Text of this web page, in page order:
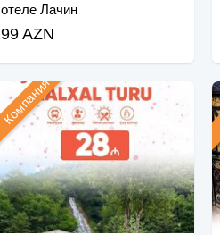
отеле Лачин
99 AZN
Компания